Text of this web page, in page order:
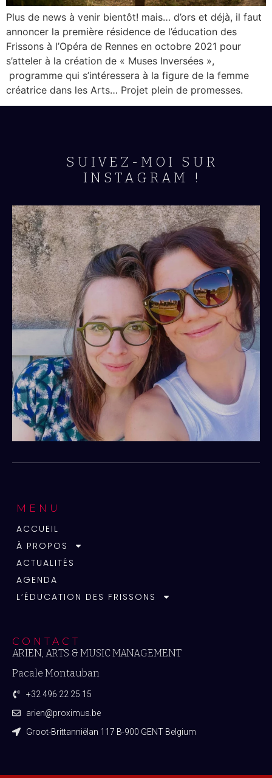
Plus de news à venir bientôt! mais… d’ors et déjà, il faut
annoncer la première résidence de l’éducation des
Frissons à l’Opéra de Rennes en octobre 2021 pour
s’atteler à la création de « Muses Inversées »,
programme qui s’intéressera à la figure de la femme
créatrice dans les Arts… Projet plein de promesses.
SUIVEZ-MOI SUR
INSTAGRAM !
MENU
ACCUEIL
À PROPOS
ACTUALITÉS
AGENDA
L’ÉDUCATION DES FRISSONS
CONTACT
ARIEN, ARTS & MUSIC MANAGEMENT
Pacale Montauban
+32 496 22 25 15
arien@proximus.be
Groot-Brittanniëlan 117 B-900 GENT Belgium